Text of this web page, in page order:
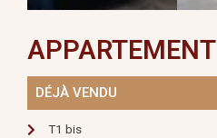
APPARTEMENT
DÉJÀ VENDU
T1 bis